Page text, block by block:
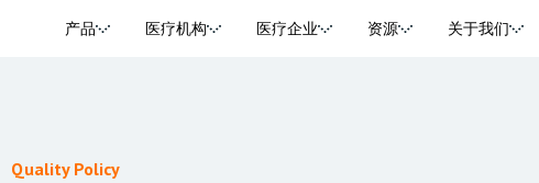
产品 医疗机构 医疗企业 资源 关于我们
Quality Policy